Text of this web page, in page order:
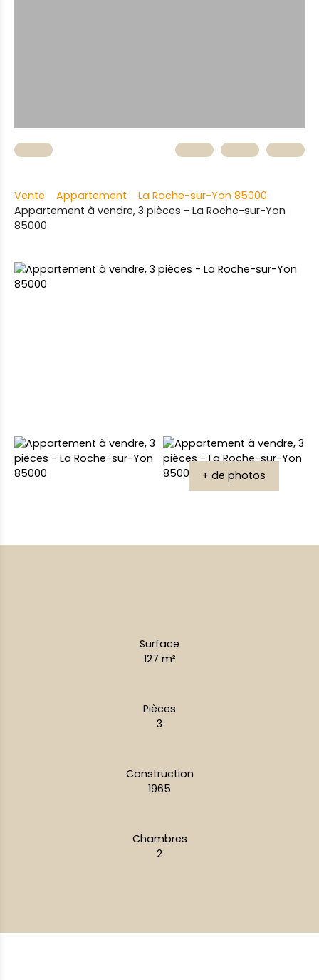
Vente Appartement
La Roche-sur-Yon 85000
Appartement à vendre, 3 pièces - La Roche-sur-Yon
85000
+ de photos
Surface
127 m²
Pièces
3
Construction
1965
Chambres
2